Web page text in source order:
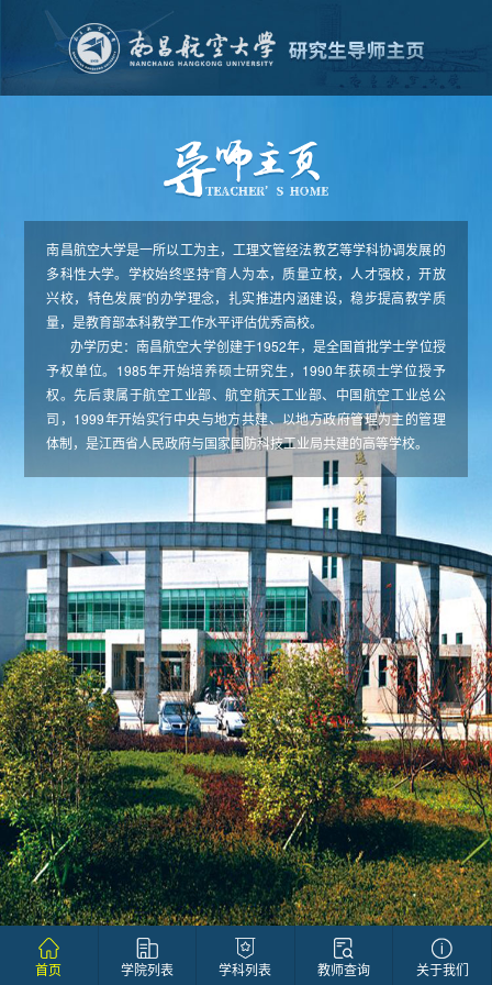
南昌航空大学是一所以工为主，工理文管经法教艺等学科协调发展的
多科性大学。学校始终坚持“育人为本，质量立校，人才强校，开放
兴校，特色发展”的办学理念，扎实推进内涵建设，稳步提高教学质
量，是教育部本科教学工作水平评估优秀高校。
办学历史：南昌航空大学创建于1952年，是全国首批学士学位授
予权单位。1985年开始培养硕士研究生，1990年获硕士学位授予
权。先后隶属于航空工业部、航空航天工业部、中国航空工业总公
司，1999年开始实行中央与地方共建、以地方政府管理为主的管理
体制，是江西省人民政府与国家国防科技工业局共建的高等学校。
首页 学院列表 学科列表 教师查询 关于我们